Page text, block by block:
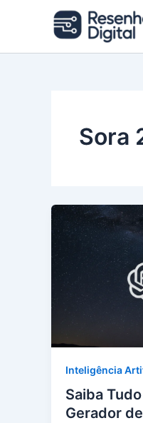
conteúdo
Sora
Inteligência
Saiba
Gerador